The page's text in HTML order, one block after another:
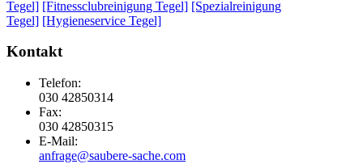
Tegel] [Fitnessclubreinigung Tegel] [Spezialreinigung
Tegel] [Hygieneservice Tegel]
Kontakt
Telefon:
030 42850314
Fax:
030 42850315
E-Mail:
anfrage@saubere-sache.com